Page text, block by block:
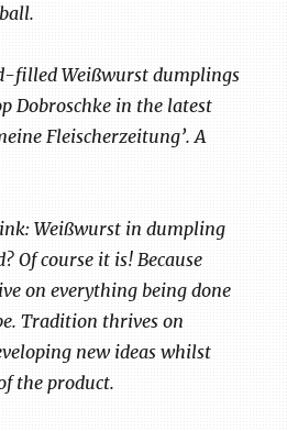
filled Weißwurst dumplings
Dobroschke in the latest
Fleischerzeitung’. A
Weißwurst in dumpling
Of course it is! Because
on everything being done
Tradition thrives on
new ideas whilst
the product.